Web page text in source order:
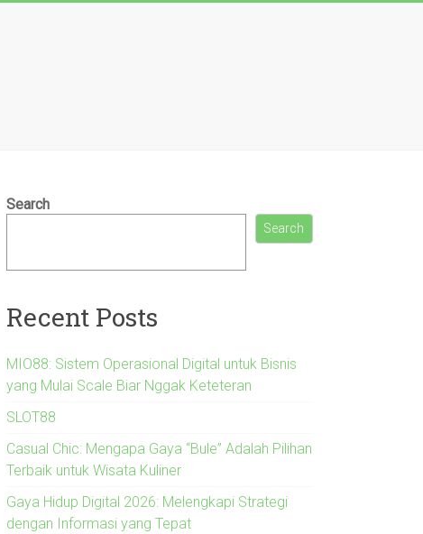
Search
Search
Recent Posts
MIO88: Sistem Operasional Digital untuk Bisnis
yang Mulai Scale Biar Nggak Keteteran
SLOT88
Casual Chic: Mengapa Gaya “Bule” Adalah Pilihan
Terbaik untuk Wisata Kuliner
Gaya Hidup Digital 2026: Melengkapi Strategi
dengan Informasi yang Tepat